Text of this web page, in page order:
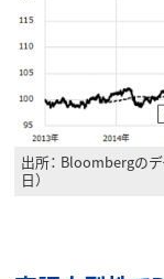
出所： Bloombergの
日）